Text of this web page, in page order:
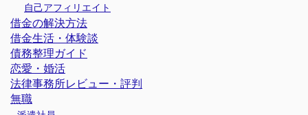
自己アフィリエイト
借金の解決方法
借金生活・体験談
債務整理ガイド
恋愛・婚活
法律事務所レビュー・評判
無職